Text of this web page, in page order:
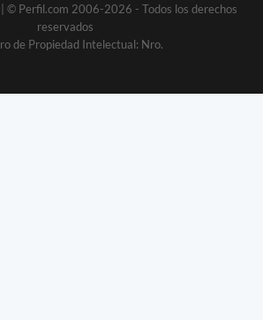
| © Perfil.com 2006-2026 - Todos los derechos
reservados
de Propiedad Intelectual: Nro.